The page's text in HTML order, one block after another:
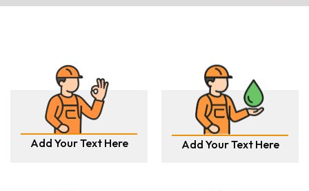
Add Your Text Here Add Your Text Here